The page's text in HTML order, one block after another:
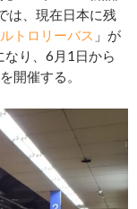
は、現在日本に残
トロリーバス 」が
り、6月1日から
を開催する。